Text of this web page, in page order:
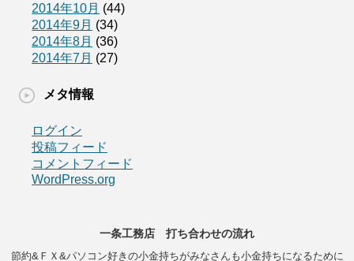
2014年10月 (44)
2014年9月 (34)
2014年8月 (36)
2014年7月 (27)
メタ情報
ログイン
投稿フィード
コメントフィード
WordPress.org
一条工務店 打ち合わせの流れ
節約&ＦＸ&パソコン好きの小金持ちがみなさんも小金持ちになるために